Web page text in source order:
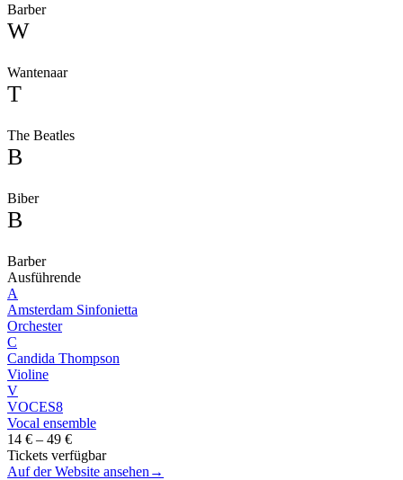
Barber
W
Wantenaar
T
The Beatles
B
Biber
B
Barber
Ausführende
A
Amsterdam Sinfonietta
Orchester
C
Candida Thompson
Violine
V
VOCES8
Vocal ensemble
14 € – 49 €
Tickets verfügbar
Auf der Website ansehen →